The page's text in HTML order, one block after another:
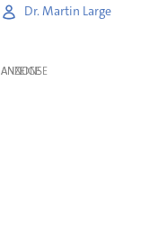
Dr. Martin Large
ANZEIGE